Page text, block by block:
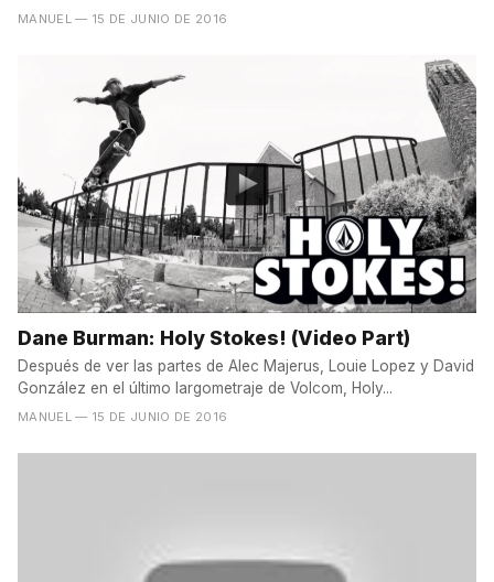
MANUEL — 15 DE JUNIO DE 2016
Dane Burman: Holy Stokes! (Video Part)
Después de ver las partes de Alec Majerus, Louie Lopez y David
González en el último largometraje de Volcom, Holy...
MANUEL — 15 DE JUNIO DE 2016